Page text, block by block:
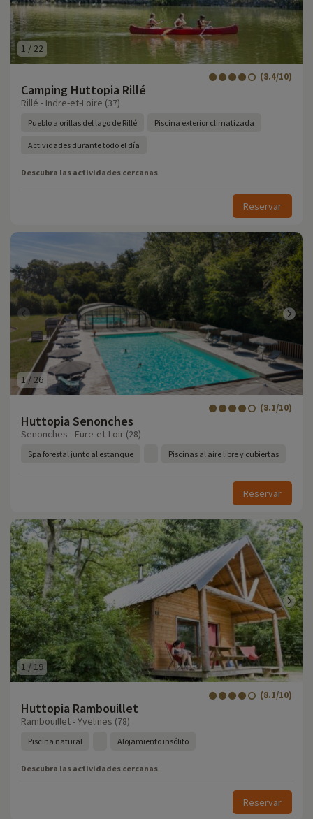
1 / 22
Camping Huttopia Rillé
(8.4/10)
Rillé - Indre-et-Loire (37)
Pueblo a orillas del lago de Rillé Piscina exterior climatizada
Actividades durante todo el día
Descubra las actividades cercanas
Reservar
1/ 26
Huttopia Senonches
(8.1/10)
Senonches - Eure-et-Loir (28)
Spa forestal junto al estanque Piscinas al aire libre y cubiertas
Reservar
1 / 19
Huttopia Rambouillet
(8.1/10)
Rambouillet - Yvelines (78)
Piscina natural Alojamiento insólito
Descubra las actividades cercanas
Reservar